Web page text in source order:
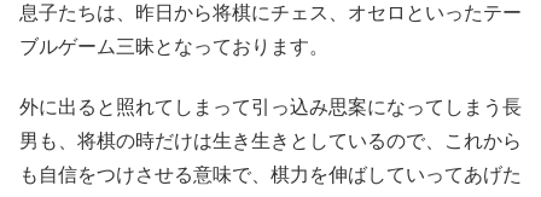
息子たちは、昨日から将棋にチェス、オセロといったテー
ブルゲーム三昧となっております。
外に出ると照れてしまって引っ込み思案になってしまう長
男も、将棋の時だけは生き生きとしているので、これから
も自信をつけさせる意味で、棋力を伸ばしていってあげた